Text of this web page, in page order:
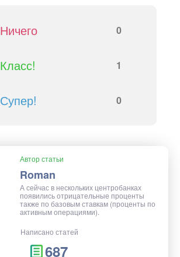
Ничего 0
Класс! 1
Супер! 0
Автор статьи
Roman
А сейчас в нескольких центробанках
появились отрицательные проценты
также по базовым ставкам (проценты по
активным операциями).
Написано статей
687